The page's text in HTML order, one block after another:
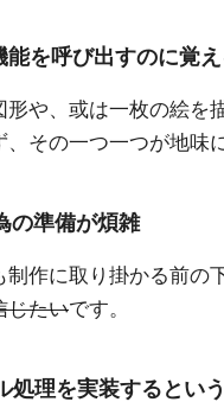
能を呼び出すのに覚
や、或は一枚の絵を
、その一つ一つが地味
の準備が煩雑
作に取り掛かる前の
じたいです。
処理を実装するとい